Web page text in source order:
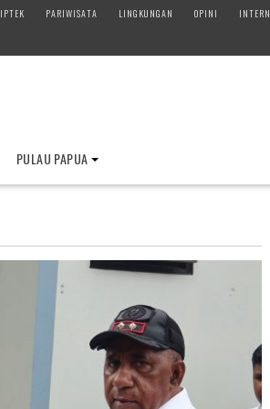
IPTEK PARIWISATA LINGKUNGAN OPINI
PULAU PAPUA